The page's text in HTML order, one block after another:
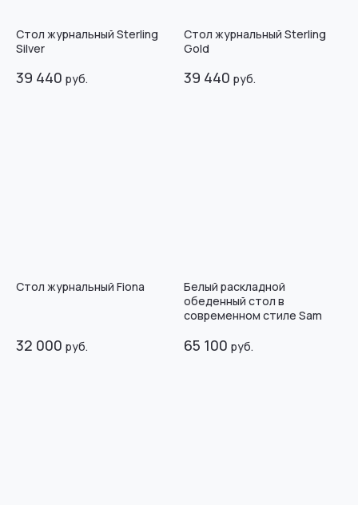
Стол журнальный Sterling
Silver
39 440 руб.
Стол журнальный Sterling
Gold
39 440 руб.
Стол журнальный Fiona
32 000 руб.
Белый раскладной
обеденный стол в
современном стиле Sam
65 100 руб.